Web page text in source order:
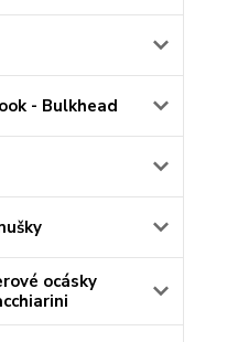
- Bulkhead
ocásky